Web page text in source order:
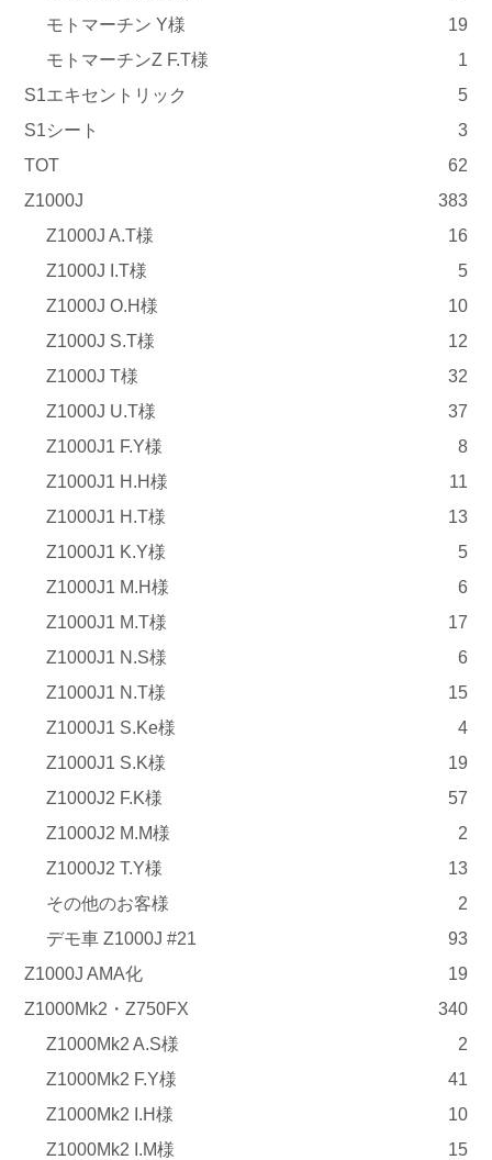
モトマーチン Y様
19
モトマーチンZ F.T様
1
S1エキセントリック
5
S1シート
3
TOT
62
Z1000J
383
Z1000J A.T様
16
Z1000J I.T様
5
Z1000J O.H様
10
Z1000J S.T様
12
Z1000J T様
32
Z1000J U.T様
37
Z1000J1 F.Y様
8
Z1000J1 H.H様
11
Z1000J1 H.T様
13
Z1000J1 K.Y様
5
Z1000J1 M.H様
6
Z1000J1 M.T様
17
Z1000J1 N.S様
6
Z1000J1 N.T様
15
Z1000J1 S.Ke様
4
Z1000J1 S.K様
19
Z1000J2 F.K様
57
Z1000J2 M.M様
2
Z1000J2 T.Y様
13
その他のお客様
2
デモ車 Z1000J #21
93
Z1000J AMA化
19
Z1000Mk2・Z750FX
340
Z1000Mk2 A.S様
2
Z1000Mk2 F.Y様
41
Z1000Mk2 I.H様
10
Z1000Mk2 I.M様
15